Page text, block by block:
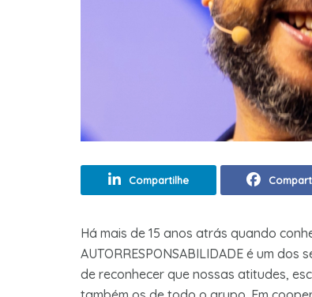
Compartilhe
Há mais de 15 anos atrás quando
AUTORRESPONSABILIDADE é um
de reconhecer que nossas atitudes,